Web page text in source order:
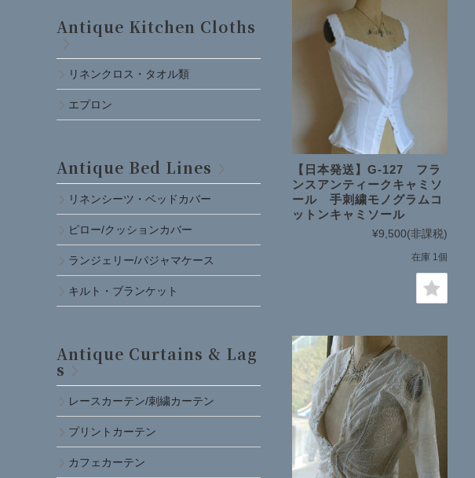
【日本発送】G-127 フラ
ンスアンティークキャミソ
ール 手刺繍モノグラムコ
ットンキャミソール
¥9,500(非課税)
在庫 1個
Antique Kitchen Cloths
リネンクロス・タオル類
エプロン
Antique Bed Lines
リネンシーツ・ベッドカバー
ピロー/クッションカバー
ランジェリー/パジャマケース
キルト・ブランケット
Antique Curtains & Lag
s
レースカーテン/刺繍カーテン
プリントカーテン
カフェカーテン